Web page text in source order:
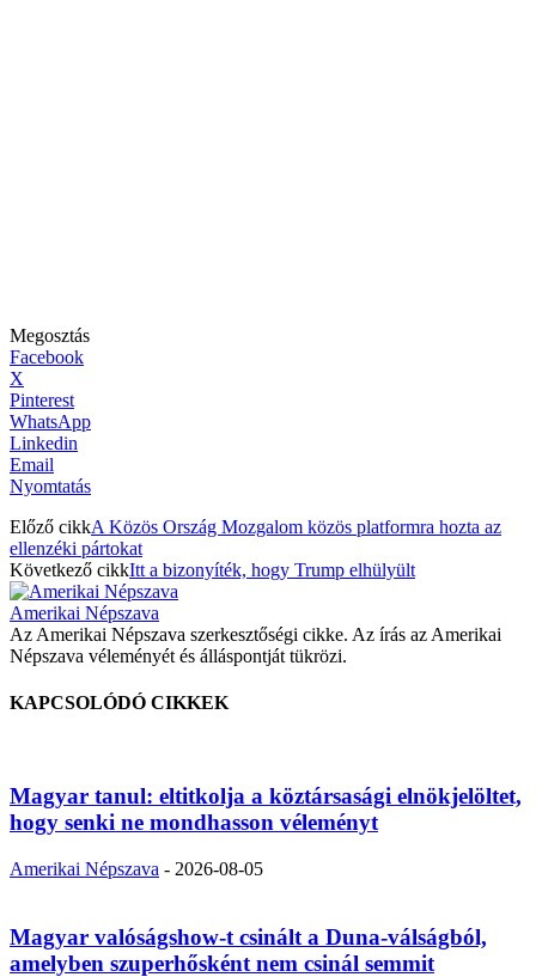
Megosztás
Facebook
X
Pinterest
WhatsApp
Linkedin
Email
Nyomtatás
Előző cikkA Közös Ország Mozgalom közös platformra hozta az
ellenzéki pártokat
Következő cikkItt a bizonyíték, hogy Trump elhülyült
Amerikai Népszava
Az Amerikai Népszava szerkesztőségi cikke. Az írás az Amerikai
Népszava véleményét és álláspontját tükrözi.
KAPCSOLÓDÓ CIKKEK
Magyar tanul: eltitkolja a köztársasági elnökjelöltet,
hogy senki ne mondhasson véleményt
Amerikai Népszava - 2026-08-05
Magyar valóságshow-t csinált a Duna-válságból,
amelyben szuperhősként nem csinál semmit